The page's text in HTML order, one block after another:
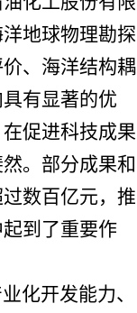
地球物理勘探
、海洋结构耦
有显著的优
促进科技成果
。部分成果和
数百亿元，推
到了重要作
化开发能力、